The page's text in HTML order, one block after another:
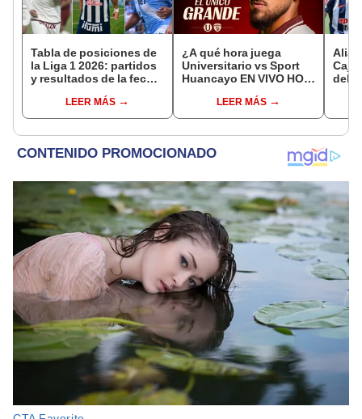
Tabla de posiciones de
la Liga 1 2026: partidos
y resultados de la fecha
LEER MÁS
¿A qué hora juega
Universitario vs Sport
Huancayo EN VIVO HOY
Torneo Apertura de la
Liga 1?
LEER MÁS
del